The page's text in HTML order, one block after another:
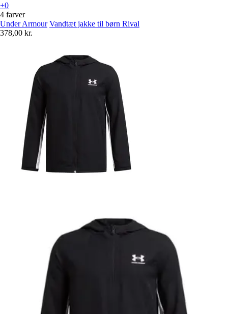
+0
4 farver
Under Armour Vandtæt jakke til børn Rival
378,00 kr.